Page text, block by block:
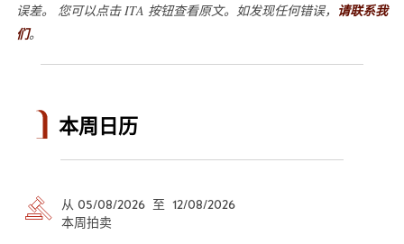
误差。 您可以点击 ITA 按钮查看原文。如发现任何错误， 请联系我
们。
本周日历
从 05/08/2026 至 12/08/2026
本周拍卖